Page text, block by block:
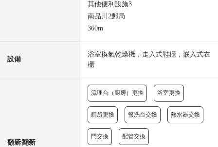
其他便利設施3
南品川2郵局
360m
設備
浴室換氣乾燥機，走入式鞋櫃，嵌入式衣
櫃
翻新⁄翻新
流理台（廚房）更換 浴室更換
廁所更換 盥洗台交換 熱水器交換
門交換 配管交換